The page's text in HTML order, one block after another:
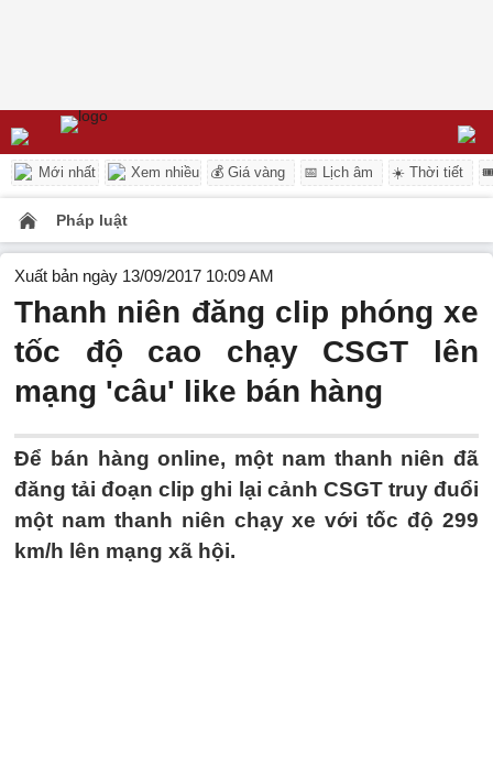
Mới nhất Xem nhiều 💰 Giá vàng 📅 Lịch âm ☀️ Thời tiết
Pháp luật
Xuất bản ngày 13/09/2017 10:09 AM
Thanh niên đăng clip phóng xe
tốc độ cao chạy CSGT lên
mạng 'câu' like bán hàng
Để bán hàng online, một nam thanh niên đã
đăng tải đoạn clip ghi lại cảnh CSGT truy đuổi
một nam thanh niên chạy xe với tốc độ 299
km/h lên mạng xã hội.